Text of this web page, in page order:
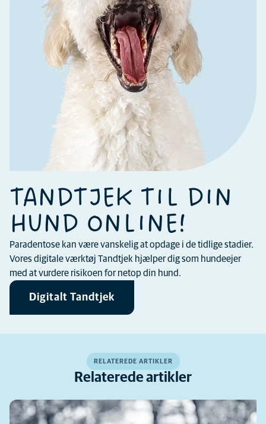
TANDTJEK TIL DIN
HUND ONLINE!
Paradentose kan være vanskelig at opdage i de tidlige stadier.
Vores digitale værktøj Tandtjek hjælper dig som hundeejer
med at vurdere risikoen for netop din hund.
Digitalt Tandtjek
RELATEREDE ARTIKLER
Relaterede artikler